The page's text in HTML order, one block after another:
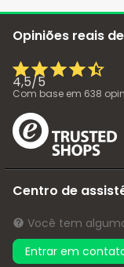
Opiniões reais
4,5/5
Com base em 638
Centro de
Você tem
Entrar em